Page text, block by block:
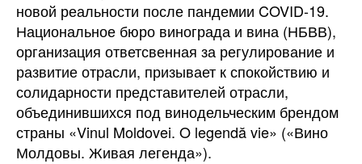
новой реальности после пандемии COVID-19.
Национальное бюро винограда и вина (НБВВ),
организация ответсвенная за регулирование и
развитие отрасли, призывает к спокойствию и
солидарности представителей отрасли,
объединившихся под винодельческим брендом
страны «Vinul Moldovei. O legendă vie» («Вино
Молдовы. Живая легенда»).